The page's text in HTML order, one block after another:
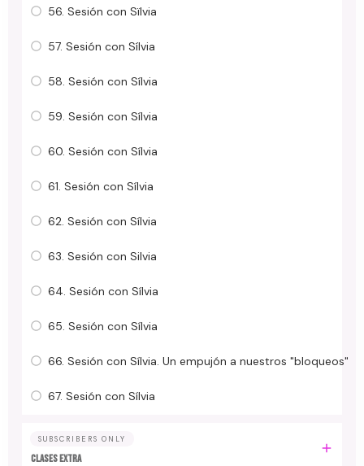
56. Sesión con Sïlvia
57. Sesión con Sílvia
58. Sesión con Sílvia
59. Sesión con Sílvia
60. Sesión con Sílvia
61. Sesión con Sílvia
62. Sesión con Sílvia
63. Sesión con Silvia
64. Sesión con Sílvia
65. Sesión con Sílvia
66. Sesión con Sílvia. Un empujón a nuestros "bloqueos"
67. Sesión con Sílvia
SUBSCRIBERS ONLY
Clases Extra